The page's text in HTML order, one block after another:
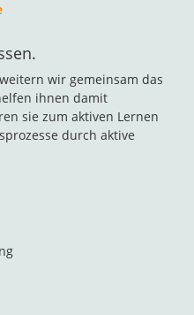
wir gemeinsam das
ihnen damit
sie zum aktiven Lernen
durch aktive